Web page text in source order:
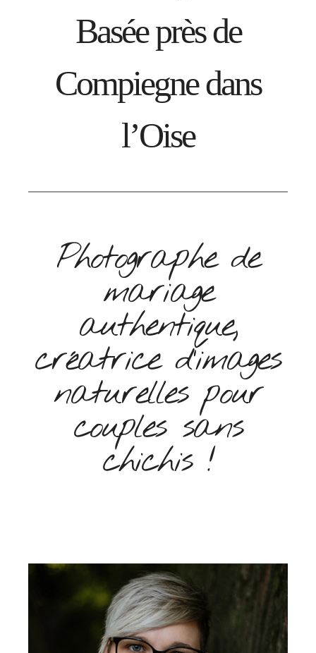
Basée près de
Compiegne dans
l’Oise
Photographe de
mariage
authentique,
créatrice d’images
naturelles pour
couples sans
chichis !